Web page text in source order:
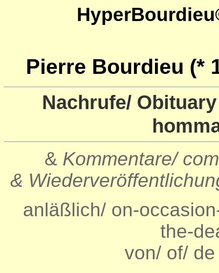
Pierre Bourdieu (*
Nachrufe/
&Kommentare/
&
anläßlich/ on-
the-
von/ of/